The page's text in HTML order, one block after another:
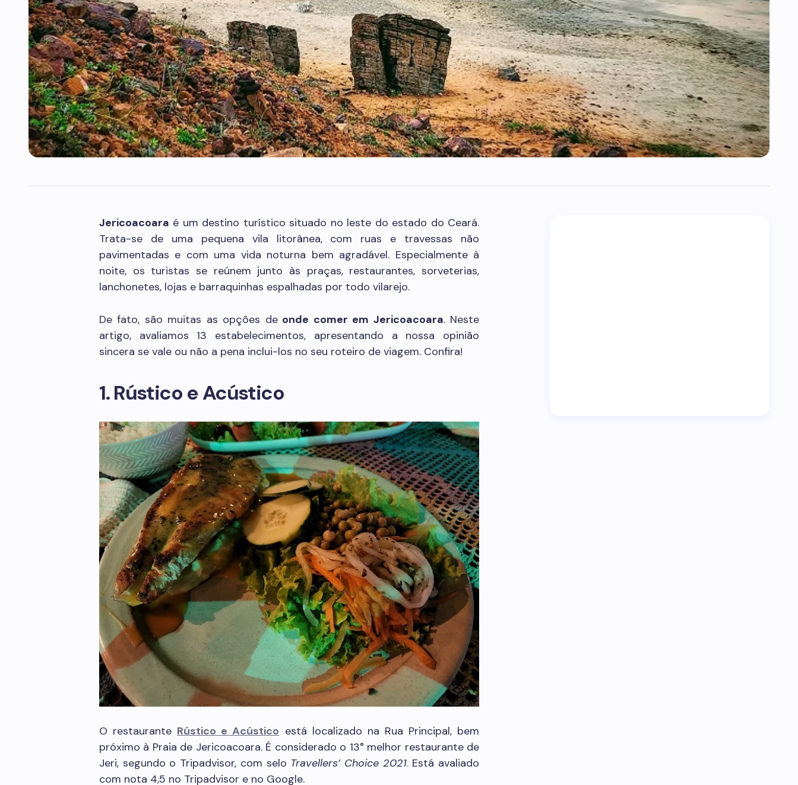
Jericoacoara é um destino turístico situado no leste do estado do Ceará.
Trata-se de uma pequena vila litorânea, com ruas e travessas não
pavimentadas e com uma vida noturna bem agradável. Especialmente à
noite, os turistas se reúnem junto às praças, restaurantes, sorveterias,
lanchonetes, lojas e barraquinhas espalhadas por todo vilarejo.
De fato, são muitas as opções deonde comer em Jericoacoara. Neste
artigo, avaliamos 13 estabelecimentos, apresentando a nossa opinião
sincera se vale ou não a pena inclui-los no seu roteiro de viagem. Confira!
1. Rústico e Acústico
O restaurante Rústico e Acústico está localizado na Rua Principal, bem
próximo à Praia de Jericoacoara. É considerado o 13° melhor restaurante de
Jeri, segundo o Tripadvisor, com selo Travellers’ Choice 2021. Está avaliado
com nota 4,5 no Tripadvisor e no Google.